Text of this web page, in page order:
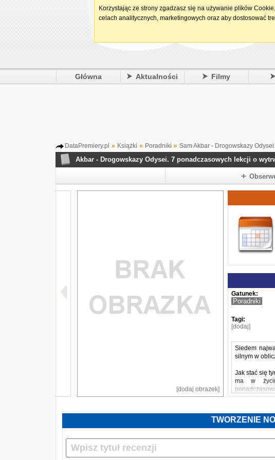
Główna Aktualności Filmy
DataPremiery.pl » Książki » Poradniki » Sam Akbar - Drogowskazy
Sam Akbar - Drogowskazy Odysei. 7 ponadczasowych lekcji o
Gatunek:
Poradniki
Tagi:
[dodaj]
Siedem
silnym w
Jak stać się
ma w życiu
wskazówek,
1) jak
[dodaj obrazek]
TWORZENIE
Korzystając ze strony zgadzasz się na używanie plików
celach analitycznych, marketingowych oraz aby dostosować